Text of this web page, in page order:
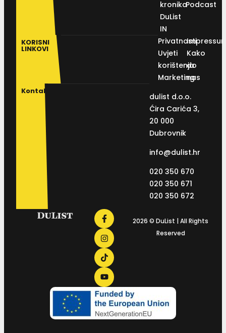
kronika
DuList
IN
Podcast
KORISNI
LINKOVI
Privatnosti
Uvjeti
korištenja
Marketing
Kako
do
nas
Kontakt
dulist d.o.o.
Ćira Carića 3,
20 000
Dubrovnik
info@dulist.hr
020 350 670
020 350 671
020 350 672
2026 © DuList | All Rights
Reserved